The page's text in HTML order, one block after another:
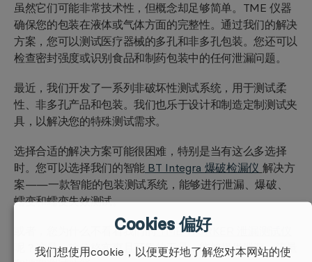
虽然它们可能非常技术性，但概念却足够简单。TME 仪器
确保您的包装在液体或气体方面的完整性。通过我们的解决
方案，您可以测试医疗器械的多孔和非多孔包装。您还可以
检查密封强度或识别食品和制药包装中的任何泄漏问题。
最近，我们开发了一系列非破坏性测试系统，用于测试柔
性、非多孔产品和包装。我们也乐于设计和制造定制测试夹
具，以解决您的特殊测试需求。
选择合适的解决方案可能很困难，特别是当有这么多选择
时。您可以选择我们的智能BT Integra 爆破检漏仪 解决方
案——一款智能的包装测试系统，能够进行泄漏、爆破、
蠕变和蠕变失效测试。
或者，您为什么不看看我们的TME WORKER 泄漏测试仪
呢？这是一款价格实惠且可靠的工具，能够提供泄漏、流量
Cookies 偏好
我们想使用cookie，以便更好地了解您对本网站的使